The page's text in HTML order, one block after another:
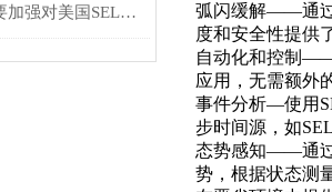
在潮湿环境下，要加强对美国SEL继电器的防潮处理
弧闪缓解——通过
度和安全性提供
自动化和控制——
应用，无需额外
事件分析—使用
步时间源，如
态势感知——通过
势，根据状态测